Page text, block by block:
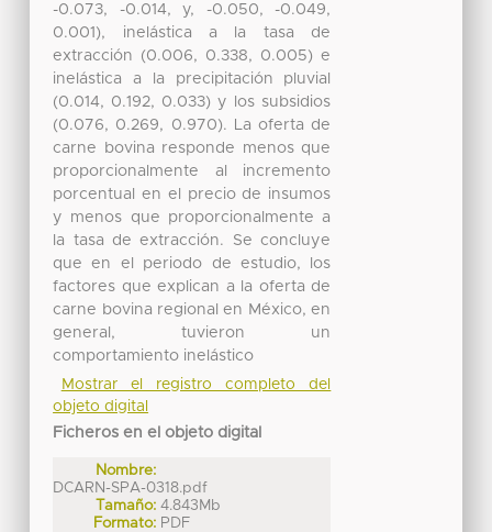
-0.073, -0.014, y, -0.050, -0.049,
0.001), inelástica a la tasa de
extracción (0.006, 0.338, 0.005) e
inelástica a la precipitación pluvial
(0.014, 0.192, 0.033) y los subsidios
(0.076, 0.269, 0.970). La oferta de
carne bovina responde menos que
proporcionalmente al incremento
porcentual en el precio de insumos
y menos que proporcionalmente a
la tasa de extracción. Se concluye
que en el periodo de estudio, los
factores que explican a la oferta de
carne bovina regional en México, en
general, tuvieron un
comportamiento inelástico
Mostrar el registro completo del
objeto digital
Ficheros en el objeto digital
Nombre:
DCARN-SPA-0318.pdf
Tamaño: 4.843Mb
Formato: PDF